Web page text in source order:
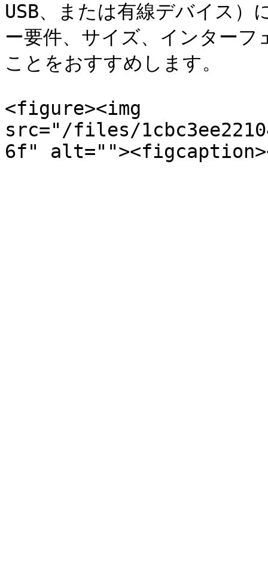
USB、または有線デバイス）
ー要件、サイズ、インター
ことをおすすめします。
<figure><img
src="/files/